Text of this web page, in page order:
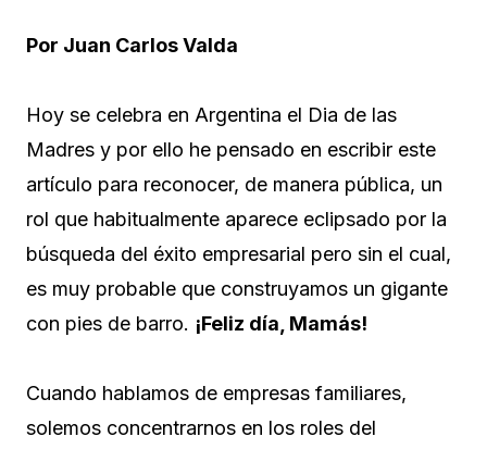
Por Juan Carlos Valda
Hoy se celebra en Argentina el Dia de las
Madres y por ello he pensado en escribir este
artículo para reconocer, de manera pública, un
rol que habitualmente aparece eclipsado por la
búsqueda del éxito empresarial pero sin el cual,
es muy probable que construyamos un gigante
con pies de barro. ¡Feliz día, Mamás!
Cuando hablamos de empresas familiares,
solemos concentrarnos en los roles del